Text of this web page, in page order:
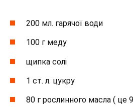
200 мл. гарячої води
100 г меду
щипка солі
1 ст. л. цукру
80 г рослинного масла ( це